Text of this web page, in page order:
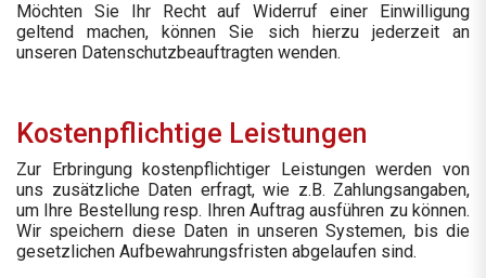
Möchten Sie Ihr Recht auf Widerruf einer Einwilligung
geltend machen, können Sie sich hierzu jederzeit an
unseren Datenschutzbeauftragten wenden.
Kostenpflichtige Leistungen
Zur Erbringung kostenpflichtiger Leistungen werden von
uns zusätzliche Daten erfragt, wie z.B. Zahlungsangaben,
um Ihre Bestellung resp. Ihren Auftrag ausführen zu können.
Wir speichern diese Daten in unseren Systemen, bis die
gesetzlichen Aufbewahrungsfristen abgelaufen sind.